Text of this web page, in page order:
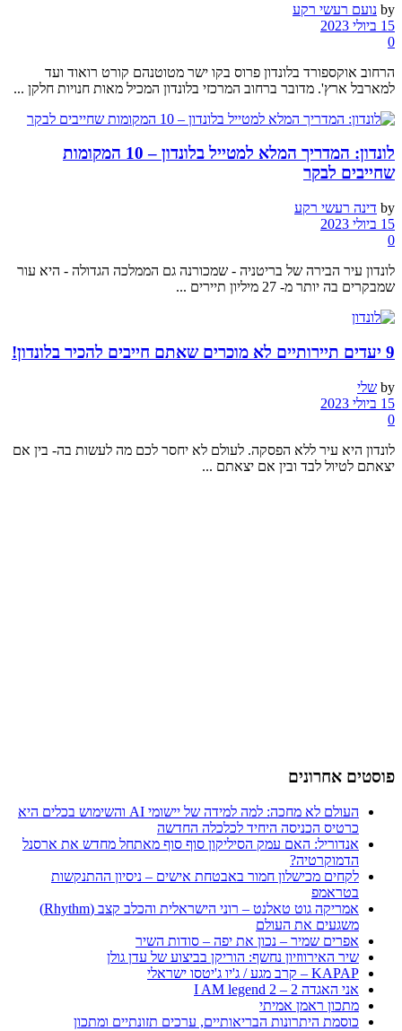
by נועם רעשי רקע
15 ביולי 2023
0
הרחוב אוקספורד בלונדון פרוס בקו ישר מטוטנהם קורט רואוד ועד
למארבל ארץ'. מדובר ברחוב המרכזי בלונדון המכיל מאות חנויות חלקן ...
לונדון: המדריך המלא למטייל בלונדון – 10 המקומות
שחייבים לבקר
by דינה רעשי רקע
15 ביולי 2023
0
לונדון עיר הבירה של בריטניה - שמכורנה גם הממלכה הגדולה - היא עור
שמבקרים בה יותר מ- 27 מיליון תיירים ...
9 יעדים תיירותיים לא מוכרים שאתם חייבים להכיר בלונדון!
by שלי
15 ביולי 2023
0
לונדון היא עיר ללא הפסקה. לעולם לא יחסר לכם מה לעשות בה- בין אם
יצאתם לטיול לבד ובין אם יצאתם ...
פוסטים אחרונים
העולם לא מחכה: למה למידה של יישומי AI והשימוש בכלים היא
כרטיס הכניסה היחיד לכלכלה החדשה
אנדוריל: האם עמק הסיליקון סוף סוף מאתחל מחדש את ארסנל
הדמוקרטיה?
לקחים מכישלון חמור באבטחת אישים – ניסיון ההתנקשות
בטראמפ
אמריקה גוט טאלנט – רוני הישראלית והכלב קצב (Rhythm)
משגעים את העולם
אפרים שמיר – נכון את יפה – סודות השיר
שיר האירווזיון נחשף: הוריקן בביצוע של עדן גולן
KAPAP – קרב מגע / ג'יו ג'יטסו ישראלי
אני האגדה 2 – I AM legend 2
מתכון ראמן אמיתי
כוסמת היתרונות הבריאותיים, ערכים תזונתיים ומתכון